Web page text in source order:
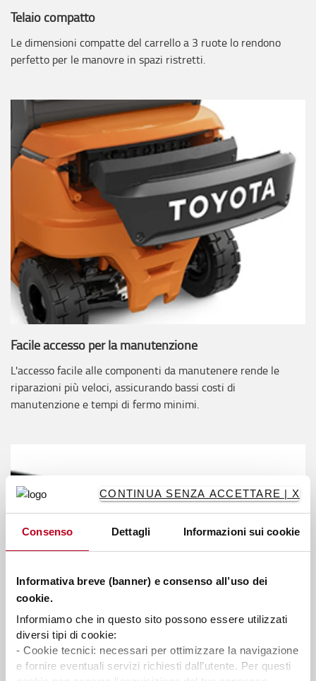
CONTINUA SENZA ACCETTARE | X
Consenso Dettagli Informazioni sui cookie
Informativa breve (banner) e consenso all’uso dei
cookie.
Informiamo che in questo sito possono essere utilizzati
diversi tipi di cookie:
- Cookie tecnici: necessari per ottimizzare la navigazione
e fornire eventuali servizi richiesti dall’utente. Per questi
Telaio compatto
Le dimensioni compatte del carrello a 3 ruote lo rendono
perfetto per le manovre in spazi ristretti.
Facile accesso per la manutenzione
L'accesso facile alle componenti da manutenere rende le
riparazioni più veloci, assicurando bassi costi di
manutenzione e tempi di fermo minimi.